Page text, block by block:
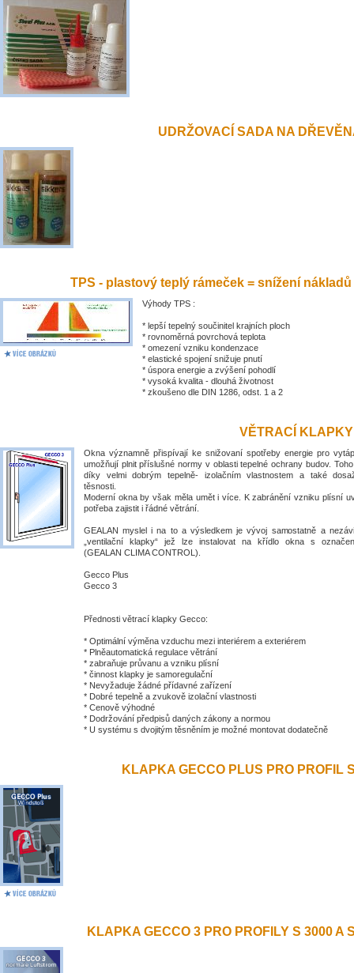
UDRŽOVACÍ SADA NA
TPS - plastový teplý rámeček = snížení
Výhody TPS :
* lepší tepelný součinitel krajních ploch
* rovnoměrná povrchová teplota
* omezení vzniku kondenzace
* elastické spojení snižuje pnutí
* úspora energie a zvýšení pohodlí
* vysoká kvalita - dlouhá životnost
* zkoušeno dle DIN 1286, odst. 1 a 2
VĚTRACÍ
Okna významně přispívají ke snižovaní spotřeby energie pro
umožňují plnit příslušné normy v oblasti tepelné ochrany budov.
díky velmi dobrým tepelně- izolačním vlastnostem a také
těsnosti.
Moderní okna by však měla umět i více. K zabránění vzniku plísní
potřeba zajistit i řádné větrání.
GEALAN myslel i na to a výsledkem je vývoj samostatně a
„ventilační klapky“ jež lze instalovat na křídlo okna s
(GEALAN CLIMA CONTROL).
Gecco Plus
Gecco 3
Přednosti větrací klapky Gecco:
* Optimální výměna vzduchu mezi interiérem a exteriérem
* Plněautomatická regulace větrání
* zabraňuje průvanu a vzniku plísní
* činnost klapky je samoregulační
* Nevyžaduje žádné přídavné zařízení
* Dobré tepelně a zvukově izolační vlastnosti
* Cenově výhodné
* Dodržování předpisů daných zákony a normou
* U systému s dvojitým těsněním je možné montovat dodatečně
KLAPKA GECCO PLUS PRO PROFIL
KLAPKA GECCO 3 PRO PROFILY S 3000 A